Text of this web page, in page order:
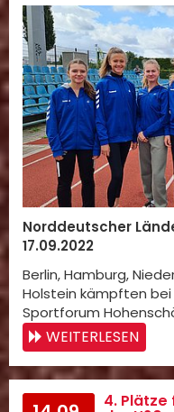
Norddeutscher
17.09.2022
Berlin, Hamburg,
Holstein kämpften
Sportforum
WEITERLESEN
4. Plätze